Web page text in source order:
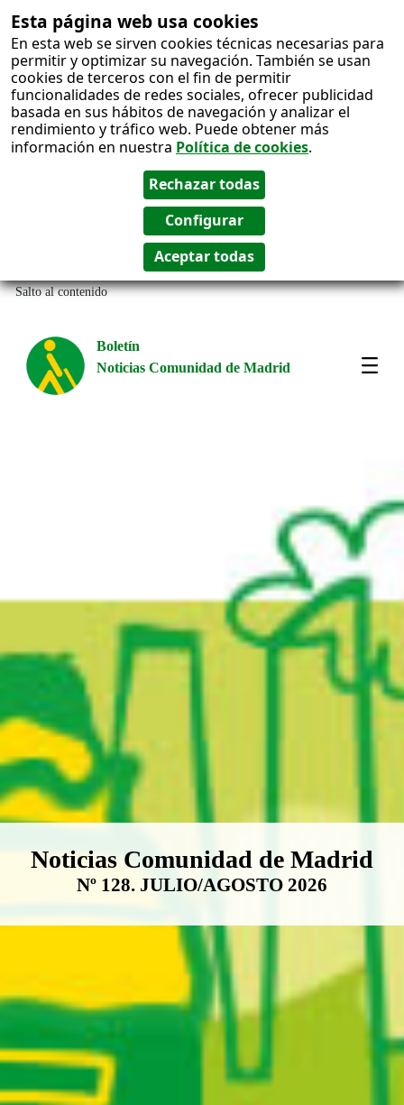
Esta página web usa cookies
En esta web se sirven cookies técnicas necesarias para
permitir y optimizar su navegación. También se usan
cookies de terceros con el fin de permitir
funcionalidades de redes sociales, ofrecer publicidad
basada en sus hábitos de navegación y analizar el
rendimiento y tráfico web. Puede obtener más
información en nuestra Política de cookies.
Salto al contenido
Boletín
Noticias Comunidad de Madrid
Boletín Noticias Comunidad de
Noticias Comunidad de Madrid
Nº 128. JULIO/AGOSTO 2026